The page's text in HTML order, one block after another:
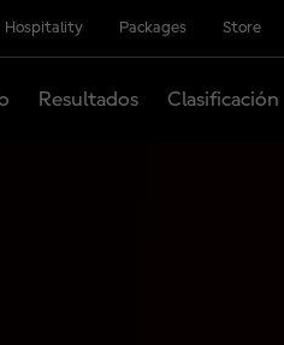
Hospitality Packages Store
Resultados Clasificación